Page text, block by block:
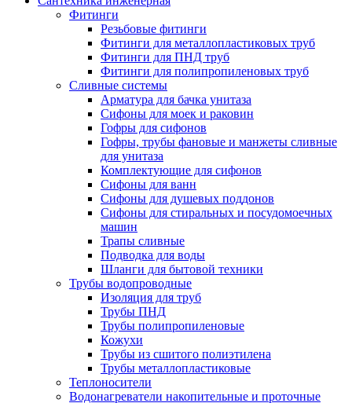
Фитинги
Резьбовые фитинги
Фитинги для металлопластиковых труб
Фитинги для ПНД труб
Фитинги для полипропиленовых труб
Сливные системы
Арматура для бачка унитаза
Сифоны для моек и раковин
Гофры для сифонов
Гофры, трубы фановые и манжеты сливные
для унитаза
Комплектующие для сифонов
Сифоны для ванн
Сифоны для душевых поддонов
Сифоны для стиральных и посудомоечных
машин
Трапы сливные
Подводка для воды
Шланги для бытовой техники
Трубы водопроводные
Изоляция для труб
Трубы ПНД
Трубы полипропиленовые
Кожухи
Трубы из сшитого полиэтилена
Трубы металлопластиковые
Теплоносители
Водонагреватели накопительные и проточные